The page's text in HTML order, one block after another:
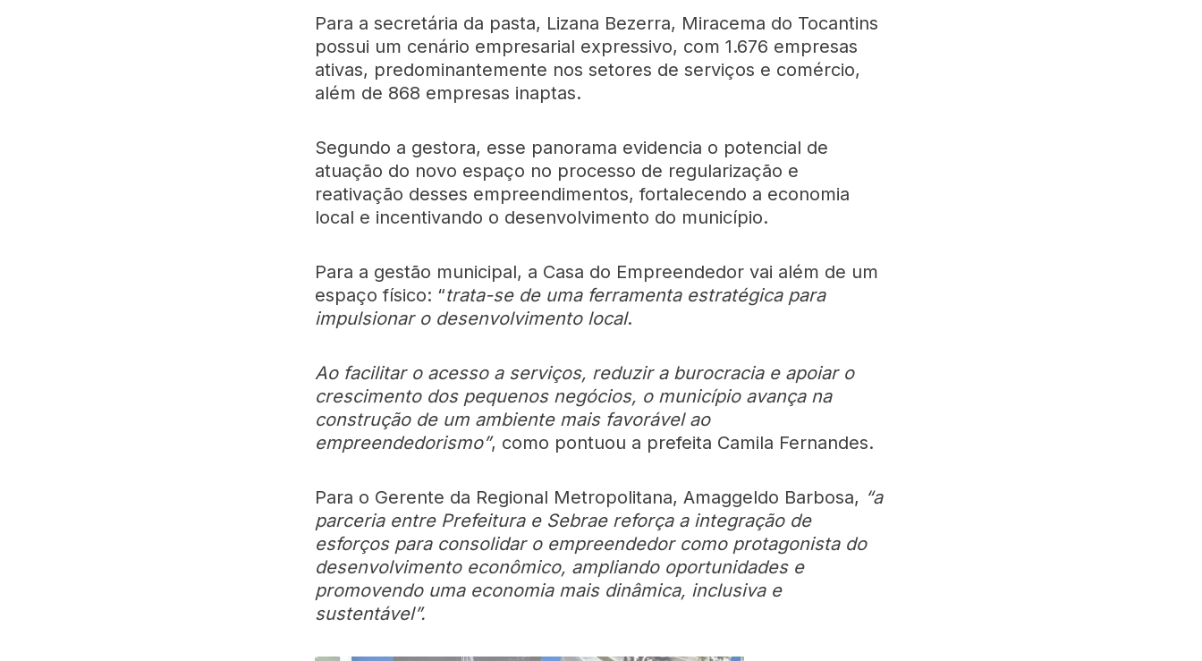
Para a secretária da pasta, Lizana Bezerra, Miracema do Tocantins
possui um cenário empresarial expressivo, com 1.676 empresas
ativas, predominantemente nos setores de serviços e comércio,
além de 868 empresas inaptas.
Segundo a gestora, esse panorama evidencia o potencial de
atuação do novo espaço no processo de regularização e
reativação desses empreendimentos, fortalecendo a economia
local e incentivando o desenvolvimento do município.
Para a gestão municipal, a Casa do Empreendedor vai além de um
espaço físico: “trata-se de uma ferramenta estratégica para
impulsionar o desenvolvimento local.
Ao facilitar o acesso a serviços, reduzir a burocracia e apoiar o
crescimento dos pequenos negócios, o município avança na
construção de um ambiente mais favorável ao
empreendedorismo”, como pontuou a prefeita Camila Fernandes.
Para o Gerente da Regional Metropolitana, Amaggeldo Barbosa, “a
parceria entre Prefeitura e Sebrae reforça a integração de
esforços para consolidar o empreendedor como protagonista do
desenvolvimento econômico, ampliando oportunidades e
promovendo uma economia mais dinâmica, inclusiva e
sustentável”.